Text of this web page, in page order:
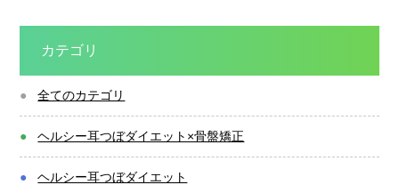
カテゴリ
全てのカテゴリ
ヘルシー耳つぼダイエット×骨盤矯正
ヘルシー耳つぼダイエット